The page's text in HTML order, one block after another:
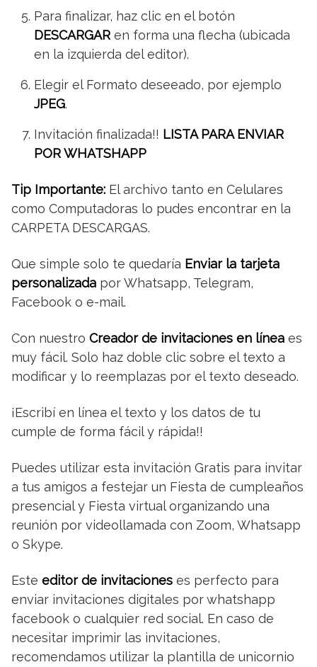
Para finalizar, haz clic en el botón
DESCARGAR en forma una flecha (ubicada
en la izquierda del editor).
Elegir el Formato deseeado, por ejemplo
JPEG.
Invitación finalizada!! LISTA PARA ENVIAR
POR WHATSHAPP
Tip Importante: El archivo tanto en Celulares
como Computadoras lo pudes encontrar en la
CARPETA DESCARGAS.
Que simple solo te quedaría Enviar la tarjeta
personalizada por Whatsapp, Telegram,
Facebook o e-mail.
Con nuestro Creador de invitaciones en línea es
muy fácil. Solo haz doble clic sobre el texto a
modificar y lo reemplazas por el texto deseado.
¡Escribí en línea el texto y los datos de tu
cumple de forma fácil y rápida!!
Puedes utilizar esta invitación Gratis para invitar
a tus amigos a festejar un Fiesta de cumpleaños
presencial y Fiesta virtual organizando una
reunión por videollamada con Zoom, Whatsapp
o Skype.
Este editor de invitaciones es perfecto para
enviar invitaciones digitales por whatshapp
facebook o cualquier red social. En caso de
necesitar imprimir las invitaciones,
recomendamos utilizar la plantilla de unicornio